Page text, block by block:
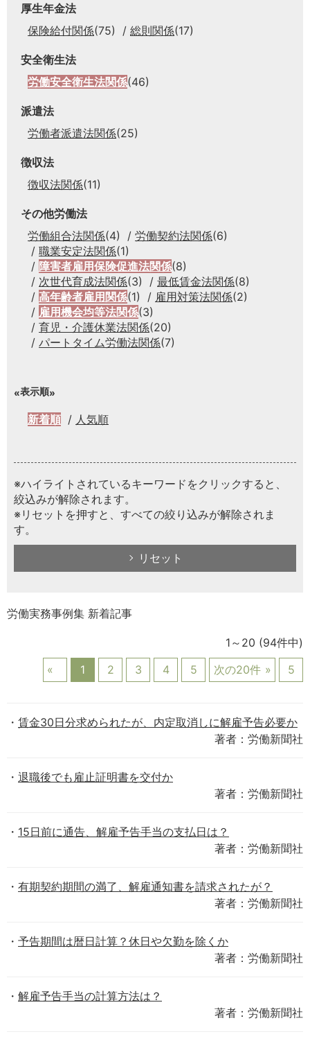
厚生年金法
保険給付関係(75) 総則関係(17)
安全衛生法
労働安全衛生法関係(46)
派遣法
労働者派遣法関係(25)
徴収法
徴収法関係(11)
その他労働法
労働組合法関係(4) 労働契約法関係(6)
職業安定法関係(1)
障害者雇用保険促進法関係(8)
次世代育成法関係(3) 最低賃金法関係(8)
高年齢者雇用関係(1) 雇用対策法関係(2)
雇用機会均等法関係(3)
育児・介護休業法関係(20)
パートタイム労働法関係(7)
表示順
新着順 人気順
※ハイライトされているキーワードをクリックすると、
絞込みが解除されます。
※リセットを押すと、すべての絞り込みが解除されま
す。
リセット
労働実務事例集 新着記事
1～20 (94件中)
1
2 3 4 5 次の20件 5
賃金30日分求められたが、内定取消しに解雇予告必要か
著者：労働新聞社
退職後でも雇止証明書を交付か
著者：労働新聞社
15日前に通告、解雇予告手当の支払日は？
著者：労働新聞社
有期契約期間の満了、解雇通知書を請求されたが？
著者：労働新聞社
予告期間は暦日計算？休日や欠勤を除くか
著者：労働新聞社
解雇予告手当の計算方法は？
著者：労働新聞社